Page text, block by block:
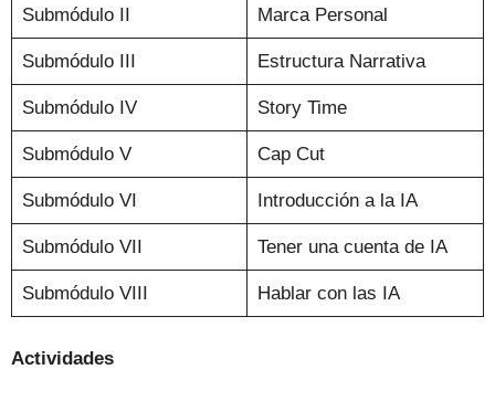
Submódulo II Marca Personal
Submódulo III Estructura Narrativa
Submódulo IV Story Time
Submódulo V Cap Cut
Submódulo VI Introducción a la IA
Submódulo VII Tener una cuenta de IA
Submódulo VIII Hablar con las IA
Actividades